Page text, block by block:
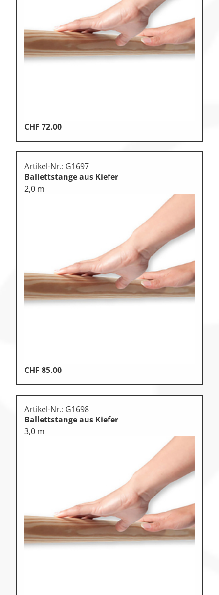
CHF 72.00
Artikel-Nr.: G1697
Ballettstange aus Kiefer
2,0 m
CHF 85.00
Artikel-Nr.: G1698
Ballettstange aus Kiefer
3,0 m